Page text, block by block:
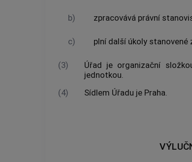
b) zpracovává právní
c) plní další úkoly
(3)
Úřad je organizační
jednotkou.
(4)
Sídlem Úřadu je Praha.